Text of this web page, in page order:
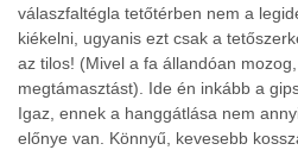
válaszfaltégla tetőtérben nem a
kiékelni, ugyanis ezt csak a
az tilos! (Mivel a fa állandóan
megtámasztást). Ide én inkább a
Igaz, ennek a hanggátlása nem
előnye van. Könnyű, kevesebb